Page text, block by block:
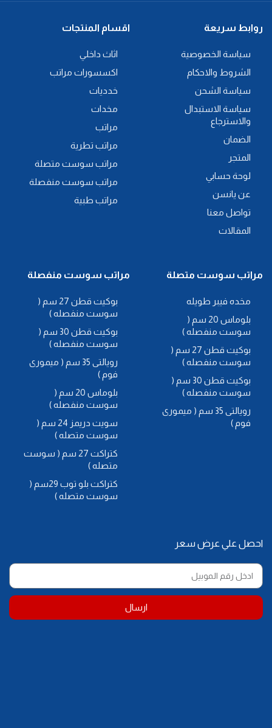
روابط سريعة
سياسة الخصوصية
الشروط والاحكام
سياسة الشحن
سياسة الاستبدال
والاسترجاع
الضمان
المتجر
لوحة حسابي
عن يانسن
تواصل معنا
المقالات
اقسام المنتجات
اثاث داخلي
اكسسورات مراتب
خدديات
مخدات
مراتب
مراتب تطرية
مراتب سوست متصلة
مراتب سوست منفصلة
مراتب طبية
مراتب سوست متصلة
مخده فيبر طويله
بلوماس 20 سم (
سوست منفصله )
بوكيت قطن 27 سم (
سوست منفصله )
بوكيت قطن 30 سم (
سوست منفصله )
رويالتى 35 سم ( ميمورى
فوم )
مراتب سوست منفصلة
بوكيت قطن 27 سم (
سوست منفصله )
بوكيت قطن 30 سم (
سوست منفصله )
رويالتى 35 سم ( ميمورى
فوم )
بلوماس 20 سم (
سوست منفصله )
سويت دريمز 24 سم (
سوست متصله )
كتراكت 27 سم ( سوست
متصله )
كتراكت بلو توب 29سم (
سوست متصله )
احصل علي عرض سعر
ارسال